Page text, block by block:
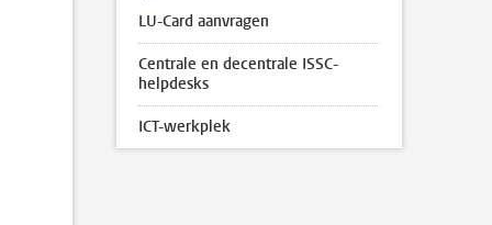
LU-Card aanvragen
Centrale en decentrale ISSC-
helpdesks
ICT-werkplek